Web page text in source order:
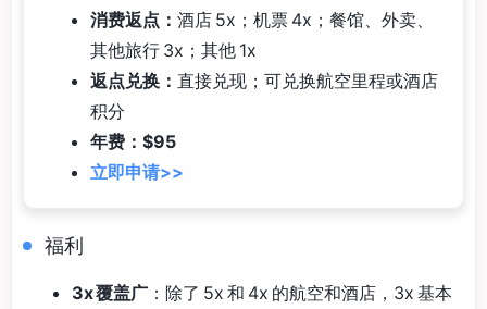
消费返点： 酒店 5x；机票 4x；餐馆、外卖、
其他旅行 3x；其他 1x
返点兑换： 直接兑现；可兑换航空里程或酒店
积分
年费：$95
立即申请>>
福利
3x 覆盖广 ：除了 5x 和 4x 的航空和酒店，3x 基本